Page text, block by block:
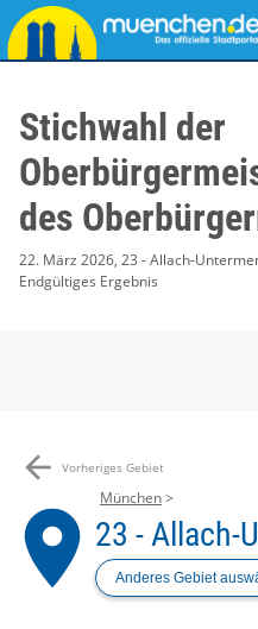
Stichwahl der
des
22. März 2026, 23 - Allach-
Endgültiges Ergebnis
arrow_back Vorheriges Gebiet
place
München
23 - Allach-
Anderes Gebiet